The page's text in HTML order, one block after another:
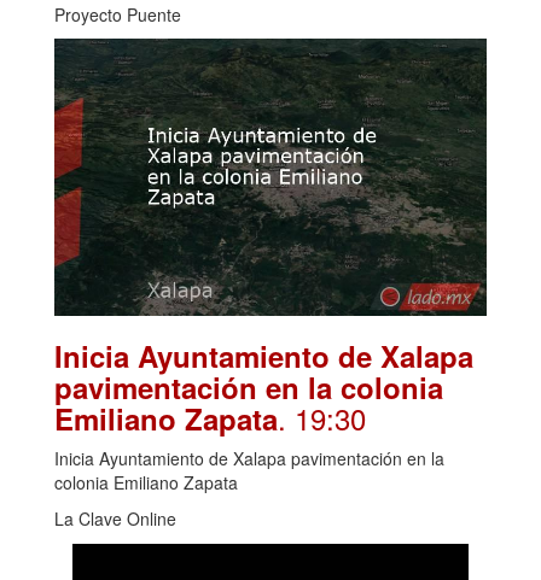
Proyecto Puente
Inicia Ayuntamiento de Xalapa
pavimentación en la colonia
Emiliano Zapata. 19:30
Inicia Ayuntamiento de Xalapa pavimentación en la
colonia Emiliano Zapata
La Clave Online